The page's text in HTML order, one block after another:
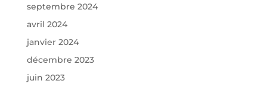
septembre 2024
avril 2024
janvier 2024
décembre 2023
juin 2023